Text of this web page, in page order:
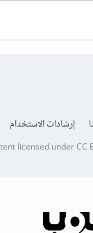
إرشادات الاستخدام
licensed underCC